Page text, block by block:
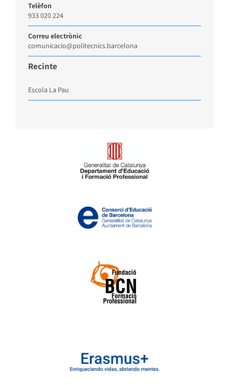
Recinte
Escola La Pau
Telèfon
933 020 224
Correu electrònic
comunicacio@politecnics.barcelona